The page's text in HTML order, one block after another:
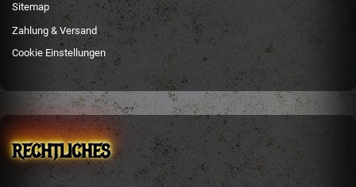
Sitemap
Zahlung & Versand
Cookie Einstellungen
RECHTLICHES